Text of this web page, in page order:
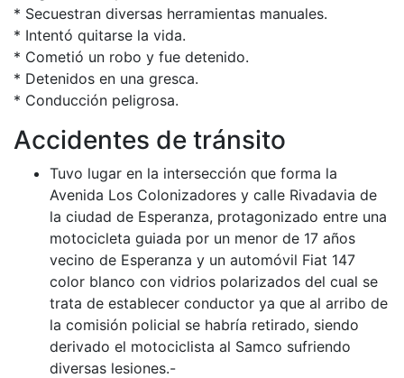
* Secuestran diversas herramientas manuales.
* Intentó quitarse la vida.
* Cometió un robo y fue detenido.
* Detenidos en una gresca.
* Conducción peligrosa.
Accidentes de tránsito
Tuvo lugar en la intersección que forma la
Avenida Los Colonizadores y calle Rivadavia de
la ciudad de Esperanza, protagonizado entre una
motocicleta guiada por un menor de 17 años
vecino de Esperanza y un automóvil Fiat 147
color blanco con vidrios polarizados del cual se
trata de establecer conductor ya que al arribo de
la comisión policial se habría retirado, siendo
derivado el motociclista al Samco sufriendo
diversas lesiones.-